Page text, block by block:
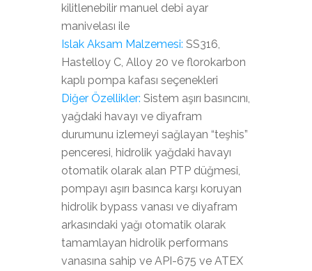
kilitlenebilir manuel debi ayar
manivelası ile
Islak Aksam Malzemesi: SS316,
Hastelloy C, Alloy 20 ve florokarbon
kaplı pompa kafası seçenekleri
Diğer Özellikler: Sistem aşırı basıncını,
yağdaki havayı ve diyafram
durumunu izlemeyi sağlayan “teşhis”
penceresi, hidrolik yağdaki havayı
otomatik olarak alan PTP düğmesi,
pompayı aşırı basınca karşı koruyan
hidrolik bypass vanası ve diyafram
arkasındaki yağı otomatik olarak
tamamlayan hidrolik performans
vanasına sahip ve API-675 ve ATEX